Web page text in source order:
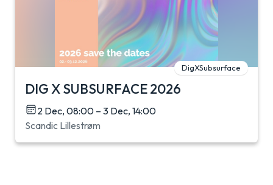
DigXSubsurface
DIG X SUBSURFACE 2026
2 Dec, 08:00 – 3 Dec, 14:00
Scandic Lillestrøm